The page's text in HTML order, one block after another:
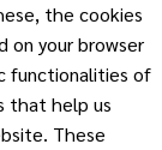
the cookies
on your browser
functionalities of
that help us
These